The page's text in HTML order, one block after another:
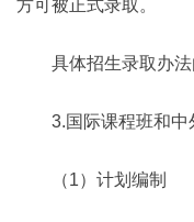
方可被正式录取。
具体招生录取办法
3.国际课程班和中
（1）计划编制